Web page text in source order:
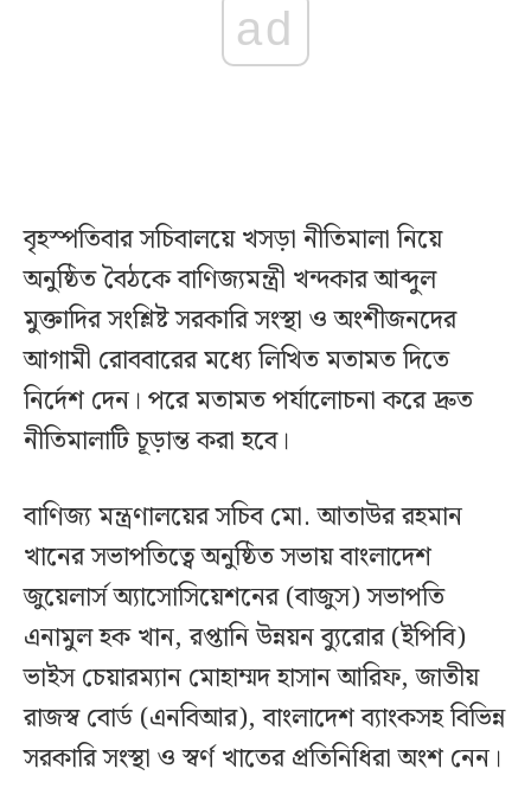
ad
বৃহস্পতিবার সচিবালয়ে খসড়া নীতিমালা নিয়ে
অনুষ্ঠিত বৈঠকে বাণিজ্যমন্ত্রী খন্দকার আব্দুল
মুক্তাদির সংশ্লিষ্ট সরকারি সংস্থা ও অংশীজনদের
আগামী রোববারের মধ্যে লিখিত মতামত দিতে
নির্দেশ দেন। পরে মতামত পর্যালোচনা করে দ্রুত
নীতিমালাটি চূড়ান্ত করা হবে।
বাণিজ্য মন্ত্রণালয়ের সচিব মো. আতাউর রহমান
খানের সভাপতিত্বে অনুষ্ঠিত সভায় বাংলাদেশ
জুয়েলার্স অ্যাসোসিয়েশনের (বাজুস) সভাপতি
এনামুল হক খান, রপ্তানি উন্নয়ন ব্যুরোর (ইপিবি)
ভাইস চেয়ারম্যান মোহাম্মদ হাসান আরিফ, জাতীয়
রাজস্ব বোর্ড (এনবিআর), বাংলাদেশ ব্যাংকসহ বিভিন্ন
সরকারি সংস্থা ও স্বর্ণ খাতের প্রতিনিধিরা অংশ নেন।